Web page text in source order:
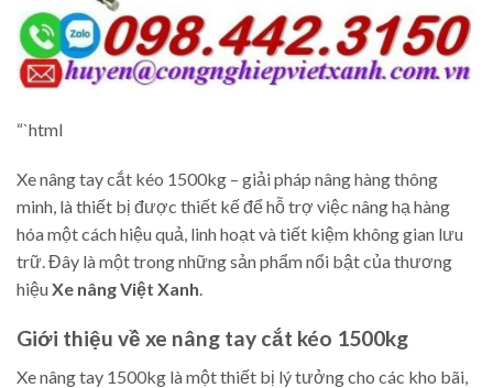
“`html
Xe nâng tay cắt kéo 1500kg – giải pháp nâng hàng thông
minh, là thiết bị được thiết kế để hỗ trợ việc nâng hạ hàng
hóa một cách hiệu quả, linh hoạt và tiết kiệm không gian lưu
trữ. Đây là một trong những sản phẩm nổi bật của thương
hiệuXe nâng Việt Xanh.
Giới thiệu về xe nâng tay cắt kéo 1500kg
Xe nâng tay 1500kg là một thiết bị lý tưởng cho các kho bãi,